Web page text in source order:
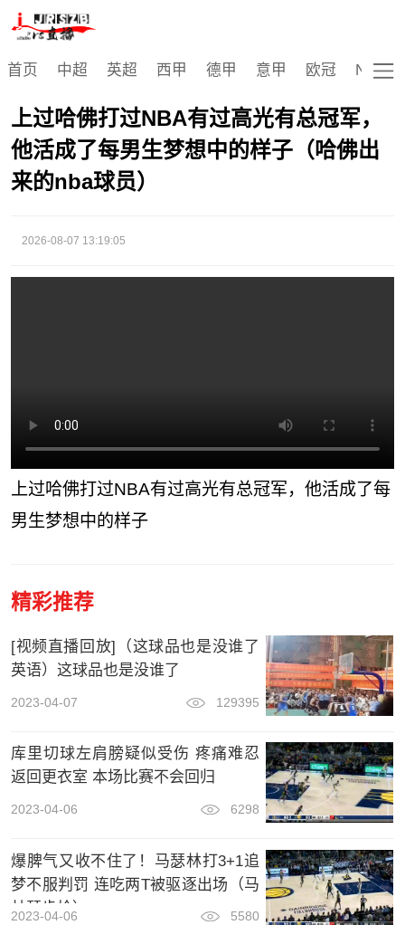
首页 中超 英超 西甲 德甲 意甲 欧冠 NBA
上过哈佛打过NBA有过高光有总冠军，
他活成了每男生梦想中的样子（哈佛出
来的nba球员）
2026-08-07 13:19:05
上过哈佛打过NBA有过高光有总冠军，他活成了每
男生梦想中的样子
精彩推荐
[视频直播回放]（这球品也是没谁了
英语）这球品也是没谁了
2023-04-07 129395
库里切球左肩膀疑似受伤 疼痛难忍
返回更衣室 本场比赛不会回归
2023-04-06 6298
爆脾气又收不住了！马瑟林打3+1追
梦不服判罚 连吃两T被驱逐出场（马
林瑟步枪）
2023-04-06 5580